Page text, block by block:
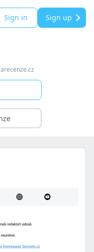
Sign in Sign up
arecenze.cz